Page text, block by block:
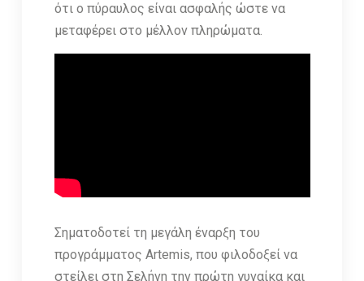
ότι ο πύραυλος είναι ασφαλής ώστε να
μεταφέρει στο μέλλον πληρώματα.
Σηματοδοτεί τη μεγάλη έναρξη του
προγράμματος Artemis, που φιλοδοξεί να
στείλει στη Σελήνη την πρώτη γυναίκα και